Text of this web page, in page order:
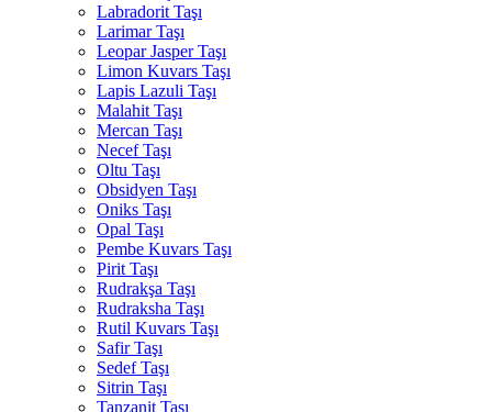
Labradorit Taşı
Larimar Taşı
Leopar Jasper Taşı
Limon Kuvars Taşı
Lapis Lazuli Taşı
Malahit Taşı
Mercan Taşı
Necef Taşı
Oltu Taşı
Obsidyen Taşı
Oniks Taşı
Opal Taşı
Pembe Kuvars Taşı
Pirit Taşı
Rudrakşa Taşı
Rudraksha Taşı
Rutil Kuvars Taşı
Safir Taşı
Sedef Taşı
Sitrin Taşı
Tanzanit Taşı